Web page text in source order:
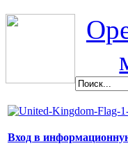
Вход в